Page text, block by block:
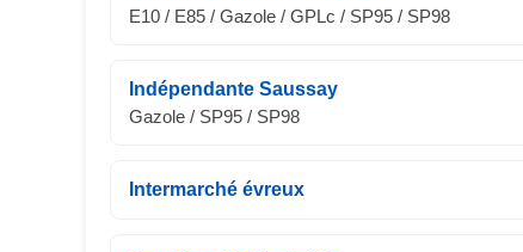
E10 / E85 / Gazole / GPLc / SP95 / SP98
Indépendante Saussay
Gazole / SP95 / SP98
Intermarché évreux